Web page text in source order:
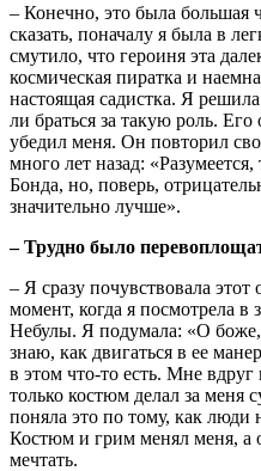
– Конечно, это была большая
сказать, поначалу я была в
смутило, что героиня эта
космическая пиратка и
настоящая садистка. Я
ли браться за такую роль. Его
убедил меня. Он повторил
много лет назад:
Бонда, но, поверь,
значительно лучше».
– Трудно было
– Я сразу почувствовала
момент, когда я посмотрела в
Небулы. Я подумала: «О
знаю, как двигаться в ее
в этом что-то есть. Мне
только костюм делал за меня
поняла это по тому, как люди
Костюм и грим менял меня, а
мечтать.